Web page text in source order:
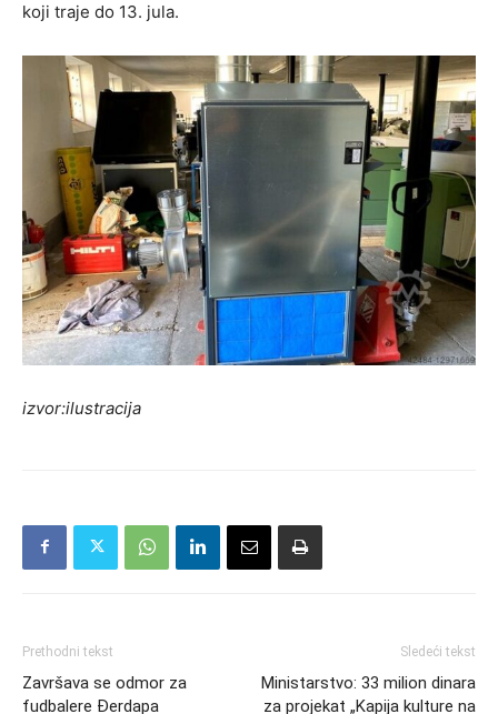
koji traje do 13. jula.
izvor:ilustracija
Prethodni tekst
Završava se odmor za
fudbalere Đerdapa
Sledeći tekst
Ministarstvo: 33 milion dinara
za projekat „Kapija kulture na